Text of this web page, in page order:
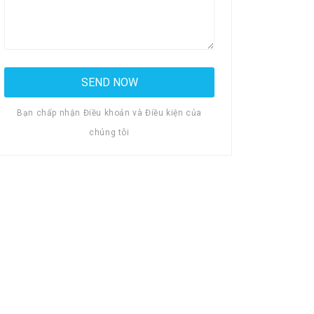
Bạn chấp nhận Điều khoản và Điều kiện của
chúng tôi